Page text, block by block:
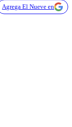
Agrega El Nueve en